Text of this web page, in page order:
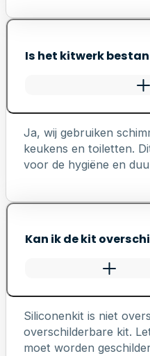
Is het kitwerk
Ja, wij gebruiken
keukens en toiletten.
voor de hygiëne en
Kan ik de kit
Siliconenkit is niet
overschilderbare kit.
moet worden